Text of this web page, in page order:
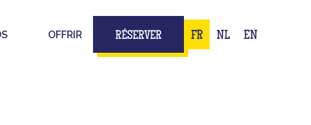
OFFRIR RÉSERVER FR NL EN